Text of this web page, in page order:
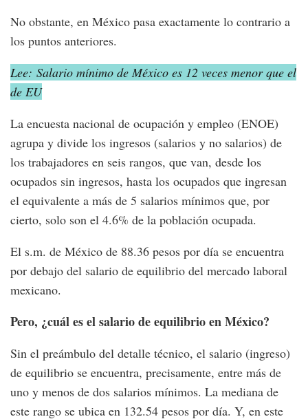
No obstante, en México pasa exactamente lo contrario a
los puntos anteriores.
Lee: Salario mínimo de México es 12 veces menor que el
de EU
La encuesta nacional de ocupación y empleo (ENOE)
agrupa y divide los ingresos (salarios y no salarios) de
los trabajadores en seis rangos, que van, desde los
ocupados sin ingresos, hasta los ocupados que ingresan
el equivalente a más de 5 salarios mínimos que, por
cierto, solo son el 4.6% de la población ocupada.
El s.m. de México de 88.36 pesos por día se encuentra
por debajo del salario de equilibrio del mercado laboral
mexicano.
Pero, ¿cuál es el salario de equilibrio en México?
Sin el preámbulo del detalle técnico, el salario (ingreso)
de equilibrio se encuentra, precisamente, entre más de
uno y menos de dos salarios mínimos. La mediana de
este rango se ubica en 132.54 pesos por día. Y, en este